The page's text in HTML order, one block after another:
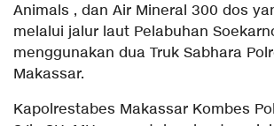
Animals , dan Air Mineral 300 dos
melalui jalur laut Pelabuhan
menggunakan dua Truk Sabhara
Makassar.
Kapolrestabes Makassar Kombes